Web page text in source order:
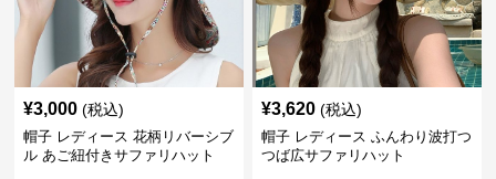
¥3,000 (税込)
帽子 レディース 花柄リバーシブ
ル あご紐付きサファリハット
¥3,620 (税込)
帽子 レディース ふんわり波打つ
つば広サファリハット